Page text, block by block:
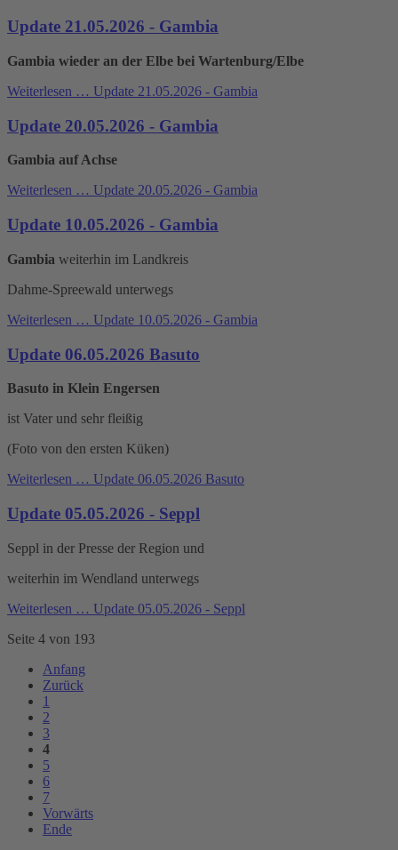
Update 21.05.2026 - Gambia
Gambia wieder an der Elbe bei Wartenburg/Elbe
Weiterlesen … Update 21.05.2026 - Gambia
Update 20.05.2026 - Gambia
Gambia auf Achse
Weiterlesen … Update 20.05.2026 - Gambia
Update 10.05.2026 - Gambia
Gambia weiterhin im Landkreis
Dahme-Spreewald unterwegs
Weiterlesen … Update 10.05.2026 - Gambia
Update 06.05.2026 Basuto
Basuto in Klein Engersen
ist Vater und sehr fleißig
(Foto von den ersten Küken)
Weiterlesen … Update 06.05.2026 Basuto
Update 05.05.2026 - Seppl
Seppl in der Presse der Region und
weiterhin im Wendland unterwegs
Weiterlesen … Update 05.05.2026 - Seppl
Seite 4 von 193
Anfang
Zurück
1
2
3
4
5
6
7
Vorwärts
Ende